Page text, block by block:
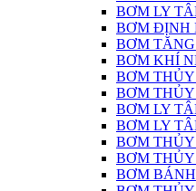
BƠM LY
BƠM ĐỊNH
BƠM TĂNG
BƠM KHÍ
BƠM THỦY
BƠM
BƠM LY
BƠM LY
BƠM
BƠM
BƠM